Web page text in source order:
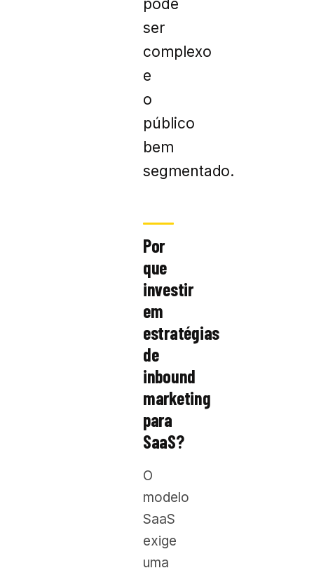
pode
ser
complexo
e
o
público
bem
segmentado.
Por
que
investir
em
estratégias
de
inbound
marketing
para
SaaS?
O
modelo
SaaS
exige
uma